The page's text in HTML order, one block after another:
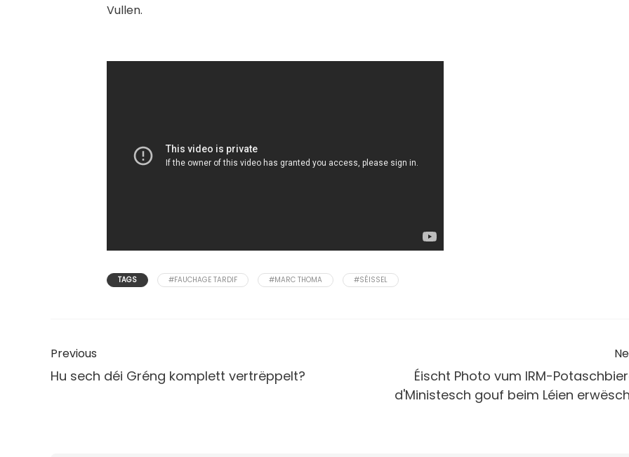
Vullen.
TAGS #FAUCHAGE TARDIF #MARC THOMA #SÉISSEL
Previous
Hu sech déi Gréng komplett vertrëppelt?
Éischt Photo vum IRM-
d'Ministesch gouf beim Léien